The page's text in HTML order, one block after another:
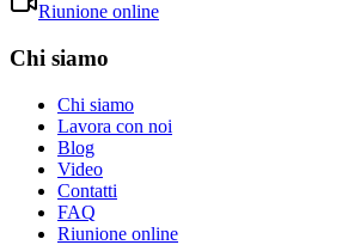
Riunione online
Chi siamo
Chi siamo
Lavora con noi
Blog
Video
Contatti
FAQ
Riunione online